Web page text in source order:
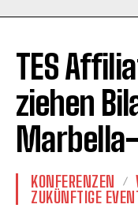
TES
ziehen
KONFERENZEN
ZUKÜNFTIGE